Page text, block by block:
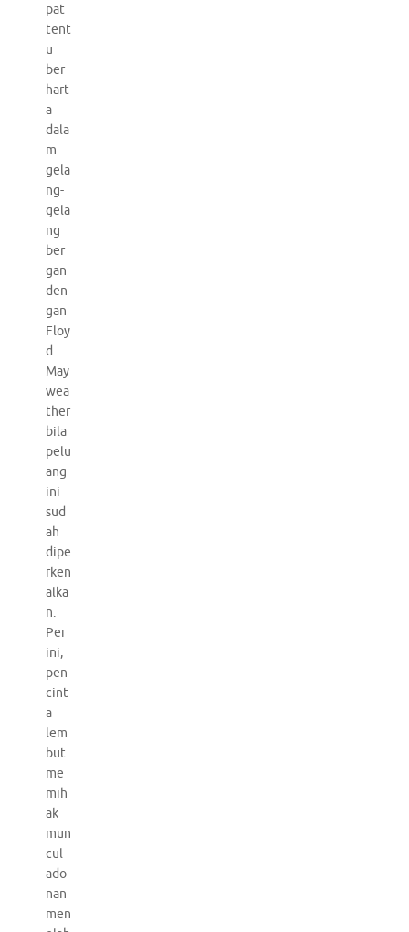
pat
tent
u
ber
hart
a
dala
m
gela
ng-
gela
ng
ber
gan
den
gan
Floy
d
May
wea
ther
bila
pelu
ang
ini
sud
ah
dipe
rken
alka
n.
Per
ini,
pen
cint
a
lem
but
me
mih
ak
mun
cul
ado
nan
men